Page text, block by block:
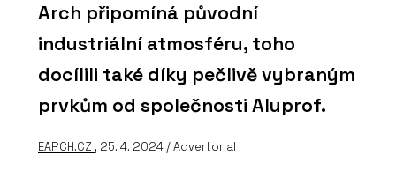
Arch připomíná původní
industriální atmosféru, toho
docílili také díky pečlivě vybraným
prvkům od společnosti Aluprof.
EARCH.CZ , 25. 4. 2024 / Advertorial